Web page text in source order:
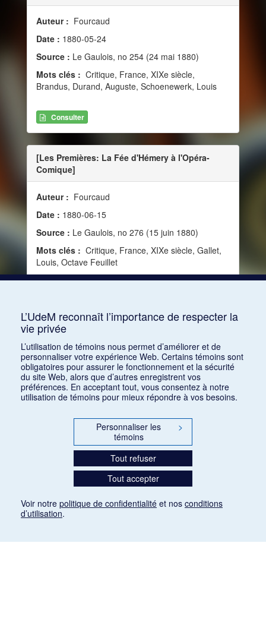
Auteur : Fourcaud
Date : 1880-05-24
Source : Le Gaulois, no 254 (24 mai 1880)
Mots clés : Critique, France, XIXe siècle,
Brandus, Durand, Auguste, Schoenewerk, Louis
Consulter
[Les Premières: La Fée d'Hémery à l'Opéra-
Comique]
Auteur : Fourcaud
Date : 1880-06-15
Source : Le Gaulois, no 276 (15 juin 1880)
Mots clés : Critique, France, XIXe siècle, Gallet,
Louis, Octave Feuillet
1 2 3 4 5 … 1168
L’UdeM reconnaît l’importance de respecter la
vie privée
L’utilisation de témoins nous permet d’améliorer et de
personnaliser votre expérience Web. Certains témoins sont
obligatoires pour assurer le fonctionnement et la sécurité
du site Web, alors que d’autres enregistrent vos
préférences. En acceptant tout, vous consentez à notre
utilisation de témoins pour mieux répondre à vos besoins.
Personnaliser les
témoins
>
Tout refuser
Tout accepter
Voir notre politique de confidentialité et nos conditions
d’utilisation.